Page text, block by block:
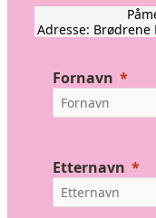
Adresse: Brødrene
Fornavn
Etternavn